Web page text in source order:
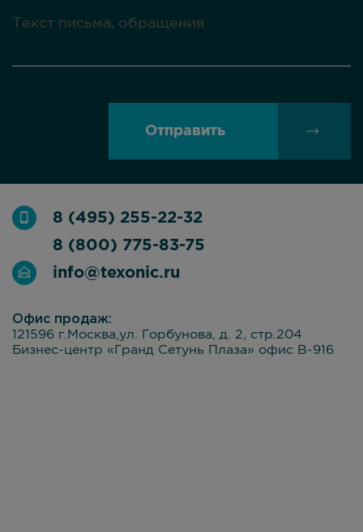
Отправить
8 (495) 255-22-32
8 (800) 775-83-75
info@texonic.ru
Офис продаж:
121596 г.Москва,ул. Горбунова, д. 2, стр.204
Бизнес-центр «Гранд Сетунь Плаза» офис В-916